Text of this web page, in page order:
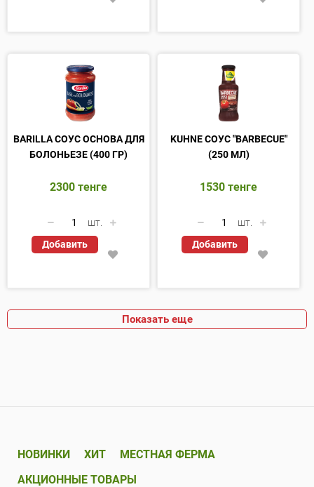
BARILLA СОУС ОСНОВА ДЛЯ
БОЛОНЬЕЗЕ (400 ГР)
2300 тенге
шт.
Добавить
KUHNE СОУС "BARBECUE"
(250 МЛ)
1530 тенге
шт.
Добавить
Показать еще
НОВИНКИ ХИТ
МЕСТНАЯ ФЕРМА
АКЦИОННЫЕ ТОВАРЫ